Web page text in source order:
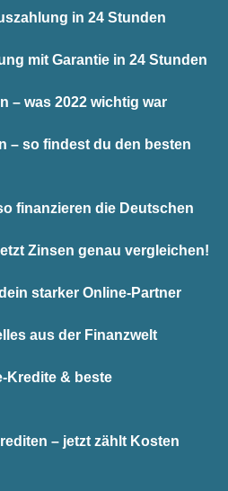
in 24 Stunden
mit Garantie in 24 Stunden
– was 2022 wichtig war
– so findest du den besten
finanzieren die Deutschen
Zinsen genau vergleichen!
starker Online-Partner
aus der Finanzwelt
Kredite & beste
– jetzt zählt Kosten